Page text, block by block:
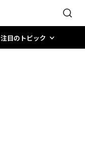
注目のトピック